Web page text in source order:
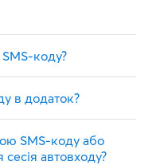
коду?
в додаток?
SMS-коду або
автовходу?